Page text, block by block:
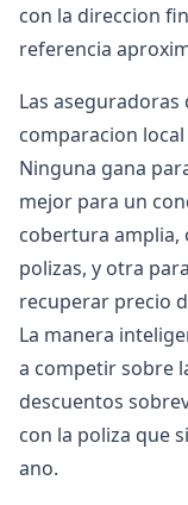
con la direccion
referencia
Las aseguradoras
comparacion local
Ninguna gana
mejor para un
cobertura amplia,
polizas, y otra
recuperar precio
La manera
a competir sobre
descuentos
con la poliza que
ano.